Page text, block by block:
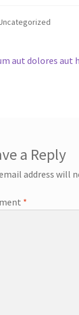
aut dolores aut
a Reply
address will
*